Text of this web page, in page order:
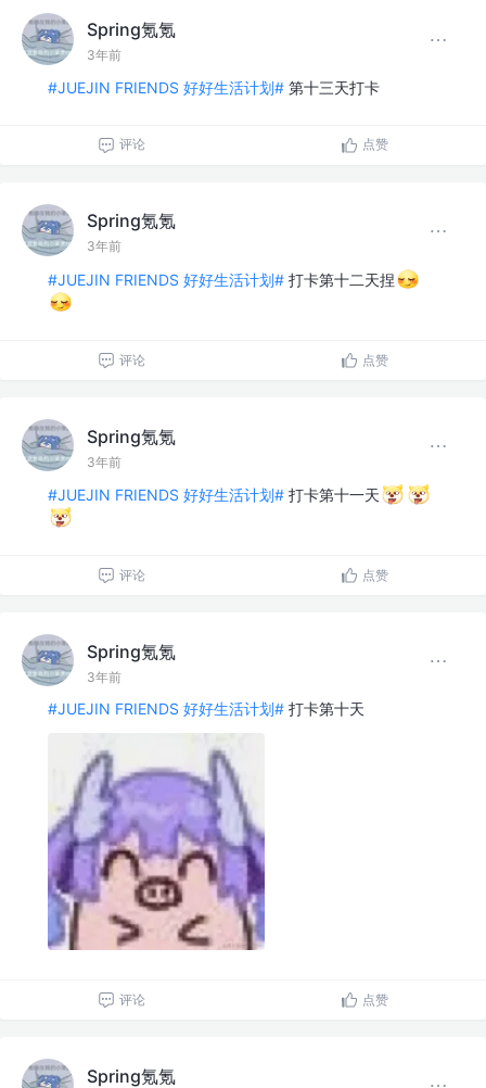
Spring氪氪
3年前
#JUEJIN FRIENDS 好好生活计划# 第十三天打卡
评论 点赞
Spring氪氪
3年前
#JUEJIN FRIENDS 好好生活计划# 打卡第十二天捏
评论 点赞
Spring氪氪
3年前
#JUEJIN FRIENDS 好好生活计划# 打卡第十一天
评论 点赞
Spring氪氪
3年前
#JUEJIN FRIENDS 好好生活计划# 打卡第十天
评论 点赞
Spring氪氪